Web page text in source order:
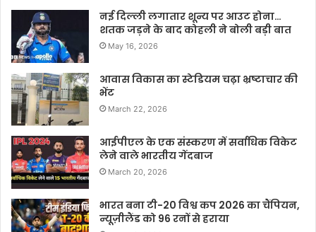
नई दिल्ली लगातार शून्य पर आउट होना…
शतक जड़ने के बाद कोहली ने बोली बड़ी बात
May 16, 2026
आवास विकास का स्टेडियम चढ़ा भ्रष्टाचार की
भेंट
March 22, 2026
आईपीएल के एक संस्करण में सर्वाधिक विकेट
लेने वाले भारतीय गेंदबाज
March 20, 2026
भारत बना टी-20 विश्व कप 2026 का चैंपियन,
न्यूज़ीलैंड को 96 रनों से हराया